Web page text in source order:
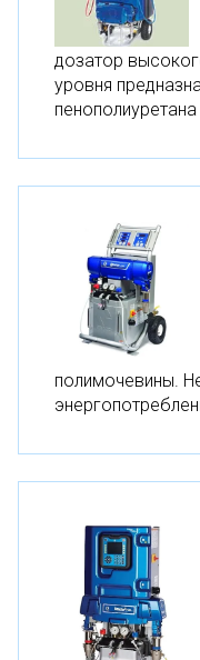
дозатор
уровня
полимочевины.